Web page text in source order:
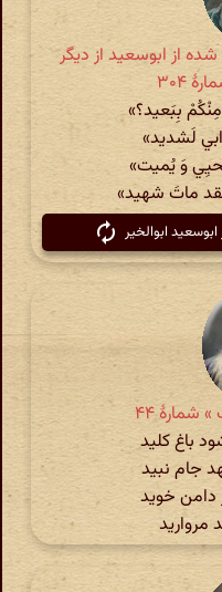
از ابوسعید از دیگر
۳۰۴
بِبَعید؟»
لَشدید»
وَ یُمیت»
ماتَ شهید»
شمارهٔ ۴۴
باغ کلید
جام نبید
دامن خوید
مروارید